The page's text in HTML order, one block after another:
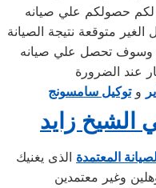
لكم حصولكم علي صيانه
متوقعة نتيجة الصيانة
وسوف تحصل علي صيانه
وتوكيل سامسونج
الشيخ زايد
المعتمدة الذى يغنيك
وغير معتمدين